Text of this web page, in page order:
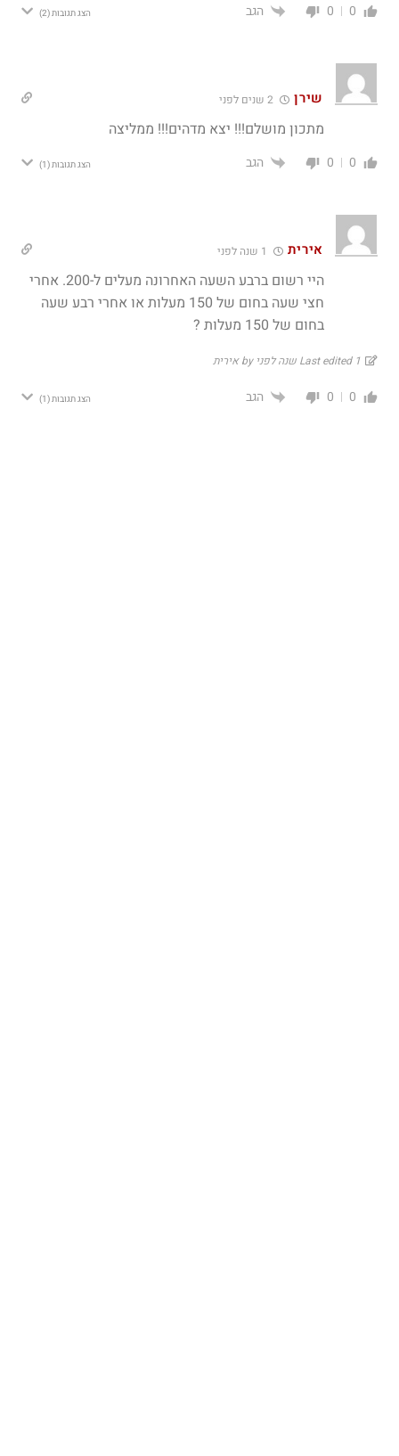
0
0 הגב הצג תגובות(2)
שירן
מתכון מושלם!!! יצא מדהים!!! ממליצה
0
0 הגב הצג תגובות(1)
אירית
היי רשום ברבע השעה האחרונה מעלים ל-200. אחרי
חצי שעה בחום של 150 מעלות או אחרי רבע שעה
בחום של 150 מעלות ?
Last edited 1 שנה לפני by אירית
0
0 הגב הצג תגובות(1)